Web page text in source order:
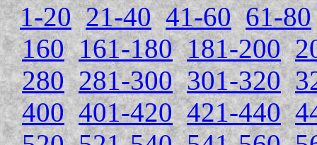
1-20 21-40 41-60 61-80
160 161-180 181-200
280 281-300 301-320
400 401-420 421-440